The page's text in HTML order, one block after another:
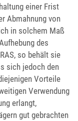
einer Frist
Abmahnung von
in solchem Maß
des
so behält sie
sich jedoch den
Vorteile
Verwendung
erlangt,
gut gebrachten